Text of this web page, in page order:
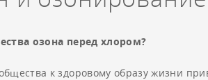
воздуха
озона перед хлором?
к здоровому образу жизни